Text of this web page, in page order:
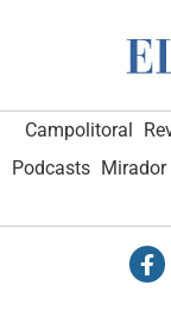
Campolitoral
Podcasts Mirador